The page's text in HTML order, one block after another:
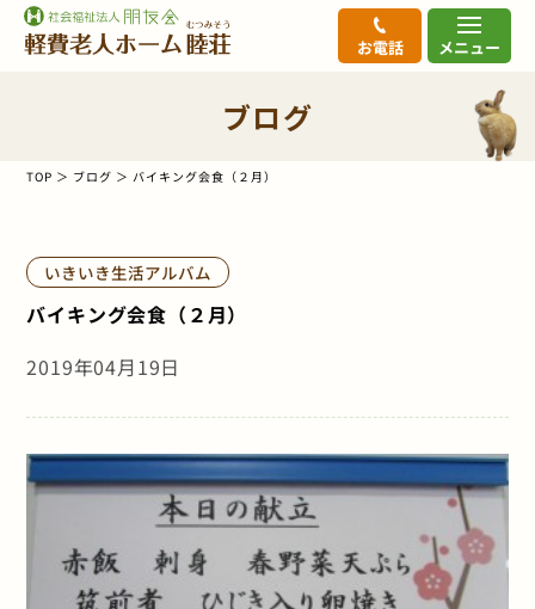
メニュー
お電話
ブログ
TOP ブログ バイキング会食（２月）
いきいき生活アルバム
バイキング会食（２月）
2019年04月19日